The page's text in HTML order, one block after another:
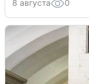
8 августа 0